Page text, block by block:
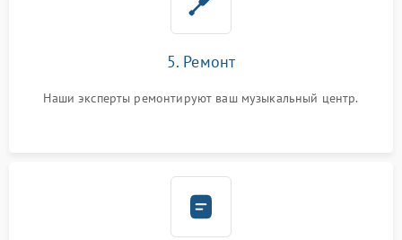
5. Ремонт
Наши эксперты ремонтируют ваш музыкальный центр.